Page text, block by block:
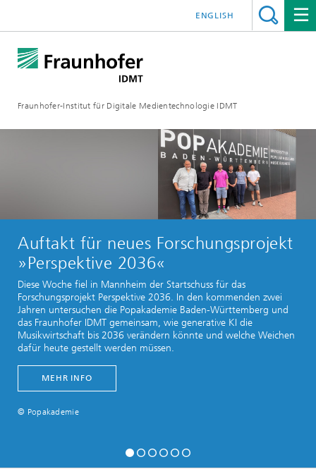
Fraunhofer-Institut für Digitale Medientechnologie IDMT
ENGLISH
Auftakt für neues Forschungsprojekt
»Perspektive 2036«
Diese Woche fiel in Mannheim der Startschuss für das
Forschungsprojekt Perspektive 2036. In den kommenden zwei
Jahren untersuchen die Popakademie Baden-Württemberg und
das Fraunhofer IDMT gemeinsam, wie generative KI die
Musikwirtschaft bis 2036 verändern könnte und welche Weichen
dafür heute gestellt werden müssen.
MEHR INFO
© Popakademie